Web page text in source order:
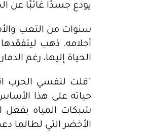
يودع جسدًا غائبًا عن
سنوات من التعب
أحلامه. ذهب
الحياة إليها، رغم
"قلت لنفسي الحرب
شبكات المياه بفعل
الأخضر التي لطالما